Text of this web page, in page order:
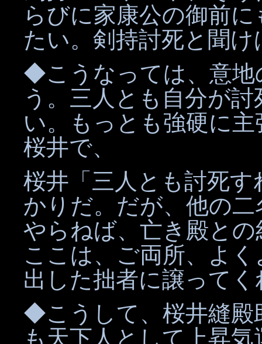
らびに家康公の御前
たい。剣持討死と聞
◆こうなっては、意地
う。三人とも自分が
い。もっとも強硬に
桜井で、
桜井「三人とも討死
かりだ。だが、他の
やらねば、亡き殿と
ここは、ご両所、よ
出した拙者に譲ってく
◆こうして、桜井縫殿
も天下人として上昇